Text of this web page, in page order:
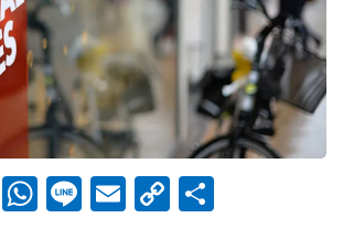
LinkedIn
WhatsApp
LineEmailCopy